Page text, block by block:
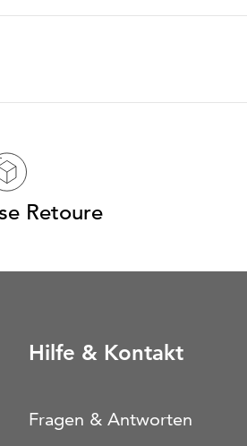
Retoure
Hilfe & Kontakt
Fragen & Antworten